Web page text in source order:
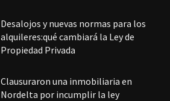
Desalojos y nuevas normas para los
alquileres:qué cambiará la Ley de
Propiedad Privada
Clausuraron una inmobiliaria en
Nordelta por incumplir la ley